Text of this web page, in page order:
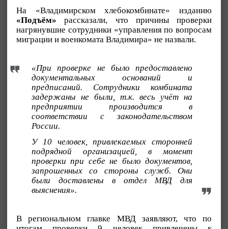
На «Владимирском хлебокомбинате» изданию
«Подъём» рассказали, что причины проверки
нагрянувшие сотрудники «управления по вопросам
миграции и военкомата Владимира» не назвали.
«При проверке не было предоставлено
документальных оснований и
предписаний. Сотрудники комбината
задержаны не были, т.к. весь учёт на
предприятии производится в
соответствии с законодательством
России.
У 10 человек, привлекаемых сторонней
подрядной организацией, в момент
проверки при себе не было документов,
запрошенных со стороны служб. Они
были доставлены в отдел МВД для
выяснения».
В региональном главке МВД заявляют, что по